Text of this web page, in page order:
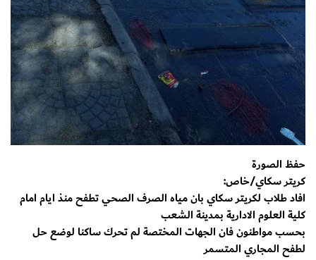
حفظ الصورة
كريتر سكاي/خاص:
افاد طلاب لكريتر سكاي بان مياه الصرف الصحي تطفح منذ ايام امام
كلية العلوم الادارية بمدينة الشعب
بحسب مواطنون فان الجهات المختصة لم تحرك ساكنا لوضع حل
لطفح المجاري المتسمر